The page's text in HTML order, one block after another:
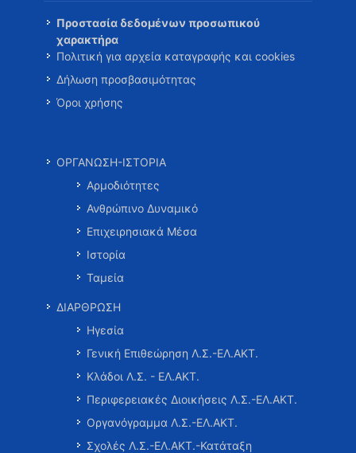
Προστασία δεδομένων προσωπικού
χαρακτήρα
Πολιτική για αρχεία καταγραφής και cookies
Δήλωση προσβασιμότητας
Όροι χρήσης
ΟΡΓΑΝΩΣΗ-ΙΣΤΟΡΙΑ
Αρμοδιότητες
Ανθρώπινο Δυναμικό
Επιχειρησιακά Μέσα
Ιστορία
Ταμεία
ΔΙΑΡΘΡΩΣΗ
Ηγεσία
Γενική Επιθεώρηση Λ.Σ.-ΕΛ.ΑΚΤ.
Κλάδοι Λ.Σ. - ΕΛ.ΑΚΤ.
Περιφερειακές Διοικήσεις Λ.Σ.-ΕΛ.ΑΚΤ.
Οργανόγραμμα Λ.Σ.-ΕΛ.ΑΚΤ.
Σχολές Λ.Σ.-ΕΛ.ΑΚΤ.-Κατάταξη